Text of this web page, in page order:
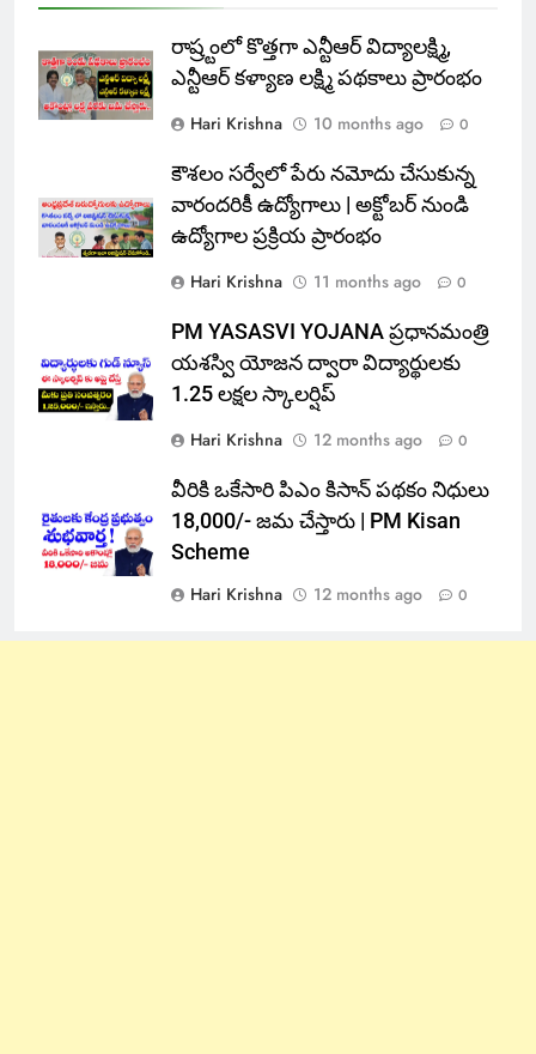
రాష్ర్టంలో కొత్తగా ఎన్టీఆర్ విద్యాలక్ష్మి,
ఎన్టీఆర్ కళ్యాణ లక్ష్మి పథకాలు ప్రారంభం
Hari Krishna
10 months ago 0
కౌశలం సర్వేలో పేరు నమోదు చేసుకున్న
వారందరికీ ఉద్యోగాలు | అక్టోబర్ నుండి
ఉద్యోగాల ప్రక్రియ ప్రారంభం
Hari Krishna
11 months ago 0
PM YASASVI YOJANA ప్రధానమంత్రి
యశస్వి యోజన ద్వారా విద్యార్థులకు
1.25 లక్షల స్కాలర్షిప్
Hari Krishna
12 months ago 0
వీరికి ఒకేసారి పిఎం కిసాన్ పథకం నిధులు
18,000/- జమ చేస్తారు | PM Kisan
Scheme
Hari Krishna
12 months ago 0